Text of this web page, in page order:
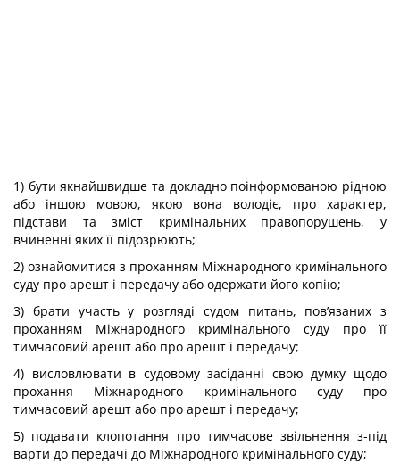
1) бути якнайшвидше та докладно поінформованою рідною
або іншою мовою, якою вона володіє, про характер,
підстави та зміст кримінальних правопорушень, у
вчиненні яких її підозрюють;
2) ознайомитися з проханням Міжнародного кримінального
суду про арешт і передачу або одержати його копію;
3) брати участь у розгляді судом питань, пов’язаних з
проханням Міжнародного кримінального суду про її
тимчасовий арешт або про арешт і передачу;
4) висловлювати в судовому засіданні свою думку щодо
прохання Міжнародного кримінального суду про
тимчасовий арешт або про арешт і передачу;
5) подавати клопотання про тимчасове звільнення з-під
варти до передачі до Міжнародного кримінального суду;